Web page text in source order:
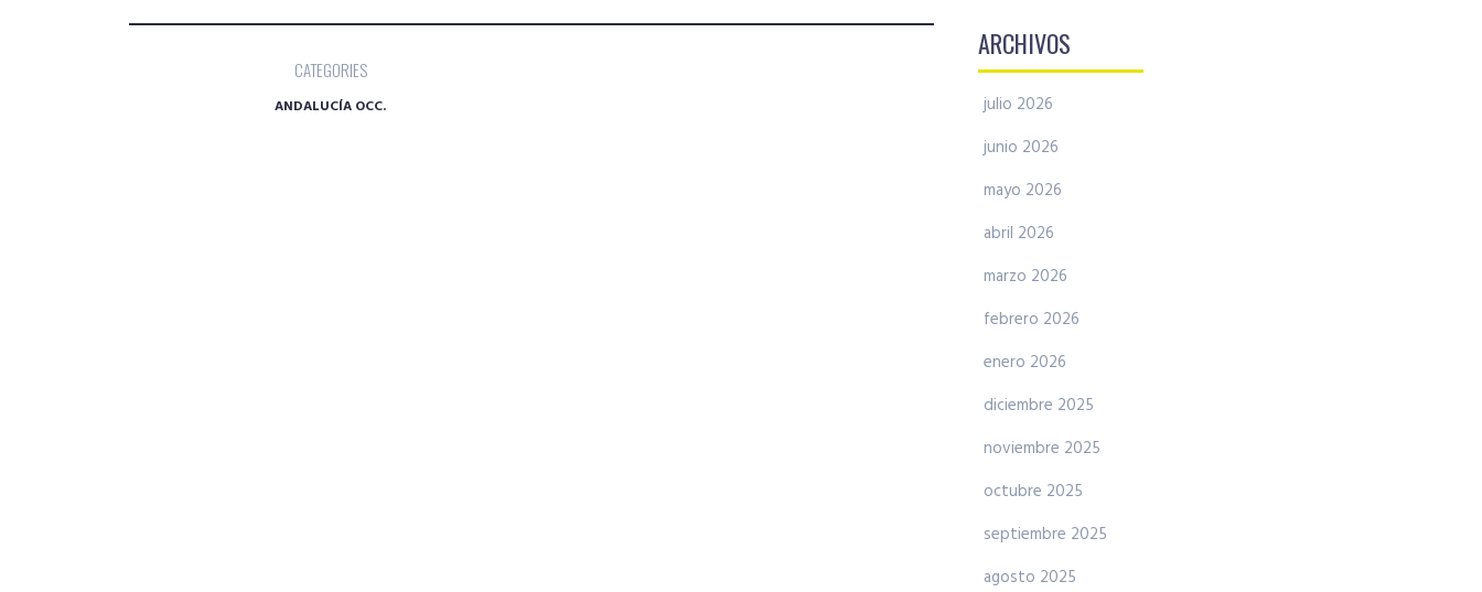
CATEGORIES
ANDALUCÍA OCC.
ARCHIVOS
julio 2026
junio 2026
mayo 2026
abril 2026
marzo 2026
febrero 2026
enero 2026
diciembre 2025
noviembre 2025
octubre 2025
septiembre 2025
agosto 2025